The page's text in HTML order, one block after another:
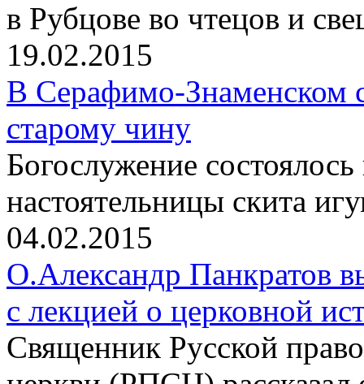
в Рубцове во чтецов и
19.02.2015
В Серафимо-Знаменском
старому чину
Богослужение
настоятельницы скита
04.02.2015
О.Александр Панкратов
с лекцией о церковной
Священник Русской